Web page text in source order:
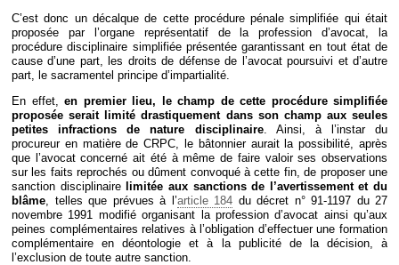
C’est donc un décalque de cette procédure pénale simplifiée qui était
proposée par l’organe représentatif de la profession d’avocat, la
procédure disciplinaire simplifiée présentée garantissant en tout état de
cause d’une part, les droits de défense de l’avocat poursuivi et d’autre
part, le sacramentel principe d’impartialité.
En effet, en premier lieu, le champ de cette procédure simplifiée
proposée serait limité drastiquement dans son champ aux seules
petites infractions de nature disciplinaire. Ainsi, à l’instar du
procureur en matière de CRPC, le bâtonnier aurait la possibilité, après
que l’avocat concerné ait été à même de faire valoir ses observations
sur les faits reprochés ou dûment convoqué à cette fin, de proposer une
sanction disciplinaire limitée aux sanctions de l’avertissement et du
blâme , telles que prévues à l’article 184 du décret n° 91-1197 du 27
novembre 1991 modifié organisant la profession d’avocat ainsi qu’aux
peines complémentaires relatives à l’obligation d’effectuer une formation
complémentaire en déontologie et à la publicité de la décision, à
l’exclusion de toute autre sanction.